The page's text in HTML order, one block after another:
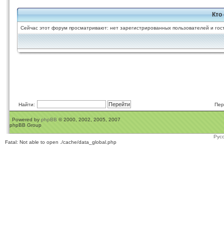
Кто
Сейчас этот форум просматривают: нет зарегистрированных пользователей и
Найти:
Powered by phpBB © 2000, 2002, 2005, 2007
phpBB Group
Fatal: Not able to open ./cache/data_global.php